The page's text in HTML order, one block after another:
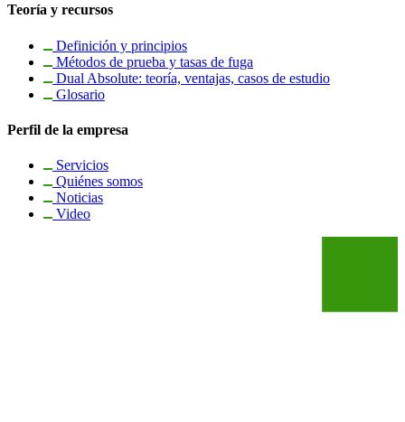
Teoría y recursos
Definición y principios
Métodos de prueba y tasas de fuga
Dual Absolute: teoría, ventajas, casos de estudio
Glosario
Perfil de la empresa
Servicios
Quiénes somos
Noticias
Video